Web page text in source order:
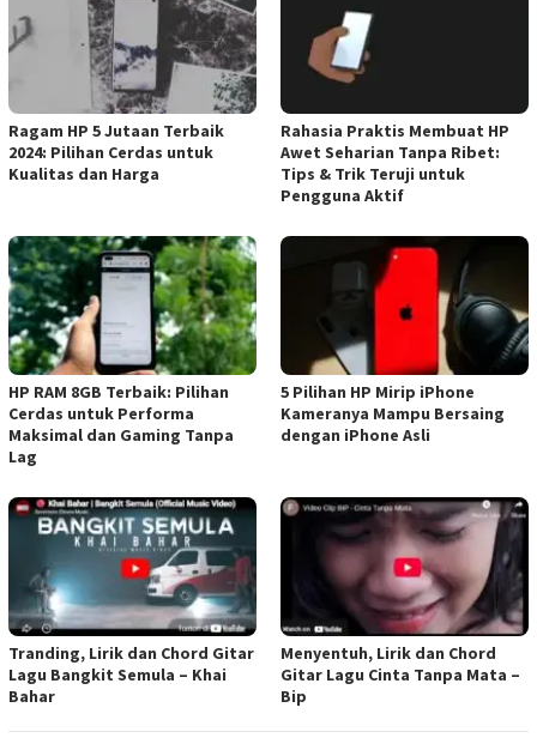
Ragam HP 5 Jutaan Terbaik
2024: Pilihan Cerdas untuk
Kualitas dan Harga
Rahasia Praktis Membuat HP
Awet Seharian Tanpa Ribet:
Tips & Trik Teruji untuk
Pengguna Aktif
HP RAM 8GB Terbaik: Pilihan
Cerdas untuk Performa
Maksimal dan Gaming Tanpa
Lag
5 Pilihan HP Mirip iPhone
Kameranya Mampu Bersaing
dengan iPhone Asli
Tranding, Lirik dan Chord Gitar
Lagu Bangkit Semula – Khai
Bahar
Menyentuh, Lirik dan Chord
Gitar Lagu Cinta Tanpa Mata –
Bip